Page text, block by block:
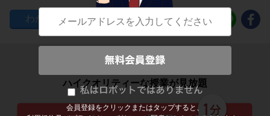
会員登録をクリックまたはタップすると、
111
子どもの勉強から大人の学び直しまで
ハイクオリティーな授業が見放題